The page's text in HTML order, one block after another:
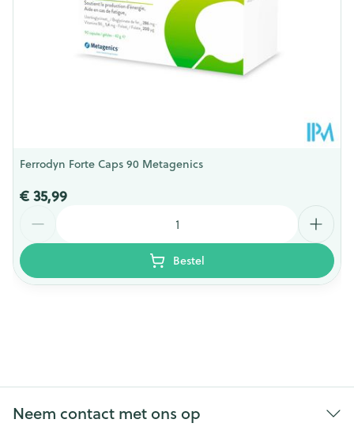
Ferrodyn Forte Caps 90 Metagenics
€ 35,99
Bestel
Neem contact met ons op